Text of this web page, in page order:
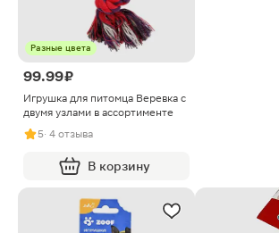
Разные цвета
99.99 ₽
Игрушка для питомца Веревка с
двумя узлами в ассортименте
5· 4 отзыва
В корзину